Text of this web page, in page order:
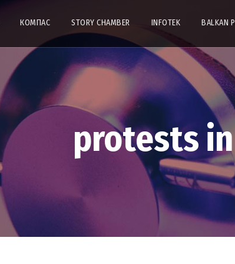
КОМПАС STORY CHAMBER INFOTEK BALKAN
protests